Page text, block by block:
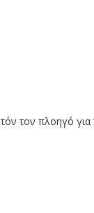
τον πλοηγό